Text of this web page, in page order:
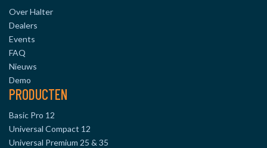
Over Halter
Dealers
Events
FAQ
Nieuws
Demo
PRODUCTEN
Basic Pro 12
Universal Compact 12
Universal Premium 25 & 35